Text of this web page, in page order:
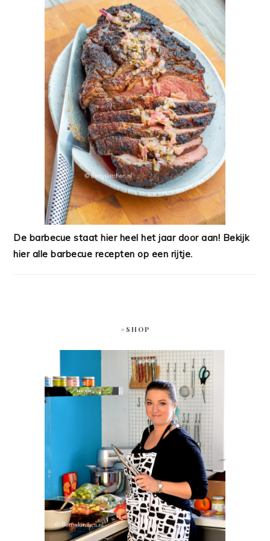
De barbecue staat hier heel het jaar door aan! Bekijk
hier alle barbecue recepten op een rijtje.
#SHOP